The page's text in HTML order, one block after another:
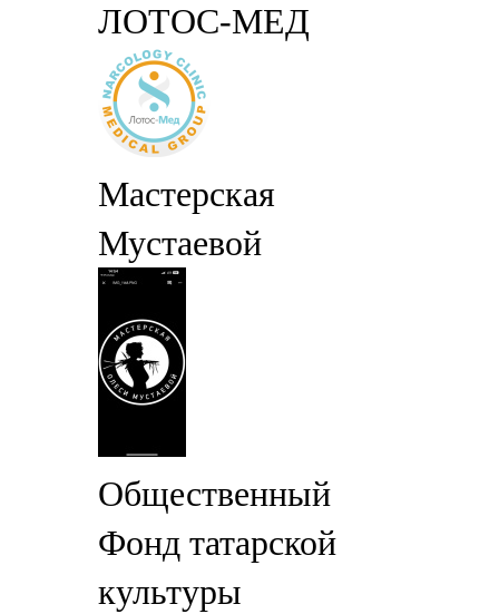
ЛОТОС-МЕД
Мастерская
Мустаевой
Общественный
Фонд татарской
культуры